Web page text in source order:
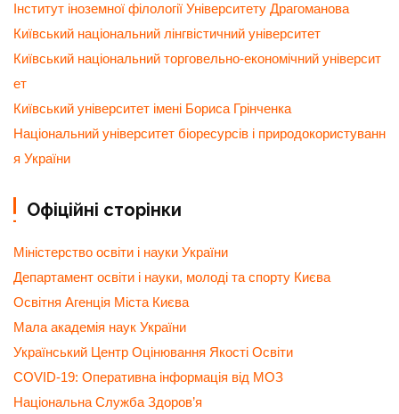
Інститут іноземної філології Університету Драгоманова
Київський національний лінгвістичний університет
Київський національний торговельно-економічний університ
ет
Київський університет імені Бориса Грінченка
Національний університет біоресурсів і природокористуванн
я України
Офіційні сторінки
Міністерство освіти і науки України
Департамент освіти і науки, молоді та спорту Києва
Освітня Агенція Міста Києва
Мала академія наук України
Український Центр Оцінювання Якості Освіти
COVID-19: Оперативна інформація від МОЗ
Національна Служба Здоров’я